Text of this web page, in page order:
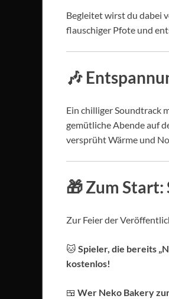
Begleitet wirst du dabei
flauschiger Pfote und
🎶
Ein chilliger Soundtrack
gemütliche Abende auf
versprüht Wärme und
🎁Zum Start:
Zur Feier der
🐱 Spieler, die bereits
kostenlos!
🍱 Wer Neko Bakery